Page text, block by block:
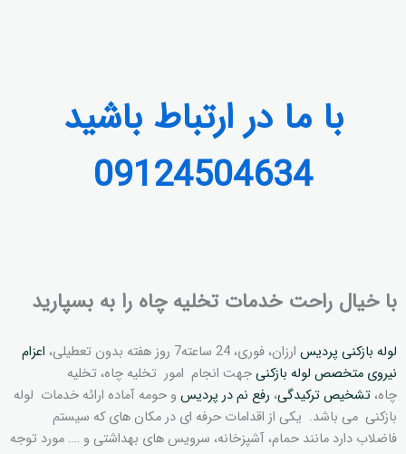
با ما در ارتباط باشید
09124504634
با خیال راحت خدمات تخلیه چاه را به بسپارید
لوله بازکنی پردیس ارزان، فوری، 24 ساعته7 روز هفته بدون تعطیلی،
اعزام
نیروی متخصص لوله بازکنیجهت انجام امور تخلیه چاه، تخلیه
چاه، تشخیص ترکیدگی، رفع نم در پردیس و حومه آماده ارائه خدمات لوله
بازکنی می باشد. یکی از اقدامات حرفه ای در مکان های که سیستم
فاضلاب دارد مانند حمام، آشپزخانه، سرویس های بهداشتی و …. مورد توجه